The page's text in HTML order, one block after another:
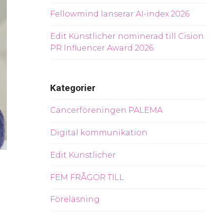
Fellowmind lanserar AI-index 2026
Edit Künstlicher nominerad till Cision
PR Influencer Award 2026
Kategorier
Cancerföreningen PALEMA
Digital kommunikation
Edit Künstlicher
FEM FRÅGOR TILL
Föreläsning